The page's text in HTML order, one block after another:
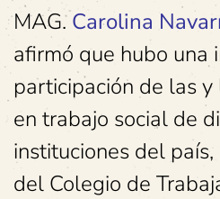
MAG.Carolina
afirmó que hubo una
participación de las
en trabajo social de
instituciones del
del Colegio de